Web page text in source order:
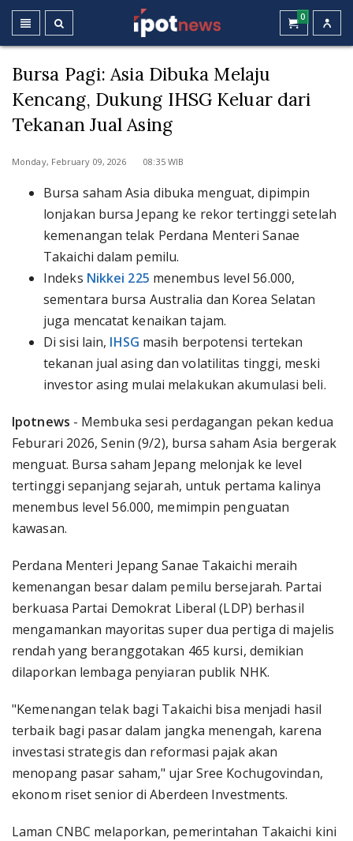
0
Bursa Pagi: Asia Dibuka Melaju
Kencang, Dukung IHSG Keluar dari
Tekanan Jual Asing
Monday, February 09, 2026 08:35 WIB
Bursa saham Asia dibuka menguat, dipimpin
lonjakan bursa Jepang ke rekor tertinggi setelah
kemenangan telak Perdana Menteri Sanae
Takaichi dalam pemilu.
Indeks Nikkei 225 menembus level 56.000,
sementara bursa Australia dan Korea Selatan
juga mencatat kenaikan tajam.
Di sisi lain, IHSG masih berpotensi tertekan
tekanan jual asing dan volatilitas tinggi, meski
investor asing mulai melakukan akumulasi beli.
Ipotnews - Membuka sesi perdagangan pekan kedua
Feburari 2026, Senin (9/2), bursa saham Asia bergerak
menguat. Bursa saham Jepang melonjak ke level
tertinggi sepanjang sejarah, untuk pertama kalinya
menembus level 56.000, memimpin penguatan
kawasan.
Perdana Menteri Jepang Sanae Takaichi meraih
kemenangan besar dalam pemilu bersejarah. Partai
berkuasa Partai Demokrat Liberal (LDP) berhasil
mengamankan mayoritas super dua pertiga di majelis
rendah yang beranggotakan 465 kursi, demikian
dilaporkan lembaga penyiaran publik NHK.
"Kemenangan telak bagi Takaichi bisa menjadi hasil
terbaik bagi pasar dalam jangka menengah, karena
investasi strategis dan reformasi pajak akan
menopang pasar saham," ujar Sree Kochugovindan,
ekonom riset senior di Aberdeen Investments.
Laman CNBC melaporkan, pemerintahan Takaichi kini